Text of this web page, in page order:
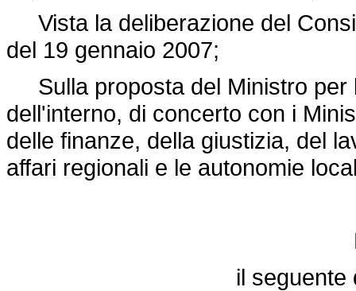
Vista la deliberazione del
del 19 gennaio 2007;
Sulla proposta del Ministro per
dell'interno, di concerto con i
delle finanze, della giustizia, del
affari regionali e le autonomie
il seguente